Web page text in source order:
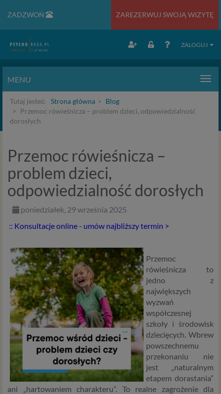
ZADZWOŃ ZAREZERWUJ SWOJĄ WIZYTĘ
ZALOGUJ
MENU
Tutaj jesteś: Strona główna
Blog
Przemoc rówieśnicza – problem dzieci, odpowiedzialność
dorosłych
Przemoc rówieśnicza –
problem dzieci,
odpowiedzialność dorosłych
poniedziałek, 29 września 2025
:: Konsultacje online - umów najbliższy termin >
Przemoc
rówieśnicza to
jedno z
największych
wyzwań
współczesnej
szkoły i środowisk
dziecięcych. Wbrew
powszechnemu
przekonaniu nie
jest „naturalnym
etapem dorastania”
ani „hartowaniem charakteru”. To realne zagrożenie dla